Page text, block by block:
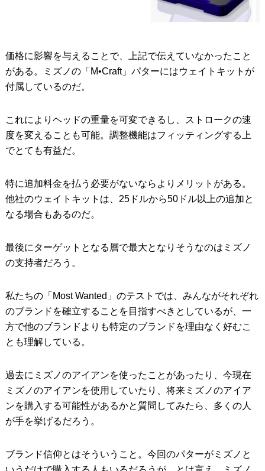
価格に影響を与えることで、上記で伝えていなかったこと
がある。ミズノの「M•Craft」パターにはウェイトキットが
付属しているのだ。
これによりヘッドの重量を可変できるし、ストロークの速
度を変えることも可能。調整機能はフィッティングする上
でとても有益だ。
特に追加料金を払う必要がないならよりメリットがある。
他社のウェイトキットは、25ドルから50ドル以上の追加と
なる場合もあるのだ。
最後にターゲットとなる層で最大となりそうなのはミズノ
の支持者だろう。
私たちの「Most Wanted」のテストでは、みんながそれぞれ
のブランドを確立することを目指すべきとしているが、一
方で他のブランドよりも特定のブランドを理由なく好むこ
とも理解している。
過去にミズノのアイアンを使ったことがあったり、今現在
ミズノのアイアンを使用していたり、将来ミズノのアイア
ンを購入する可能性があるかと質問してみたら、多くの人
が手を挙げるだろう。
ブランド信仰とはそういうこと。今回のパターがミズノと